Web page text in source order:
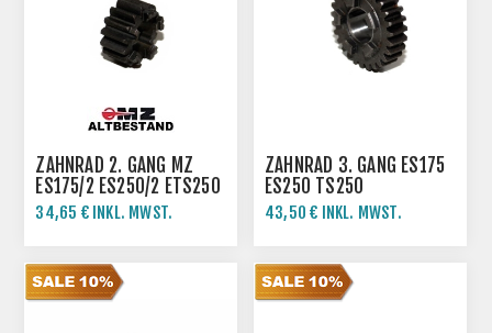
ZAHNRAD 2. GANG MZ
ES175/2 ES250/2 ETS250
TS250
34,65 € INKL. MWST.
ZAHNRAD 3. GANG ES175
ES250 TS250
43,50 € INKL. MWST.